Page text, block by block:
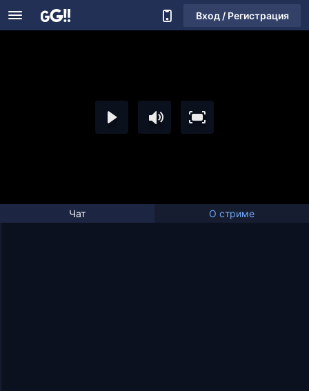
Вход / Регистрация
Чат О стриме